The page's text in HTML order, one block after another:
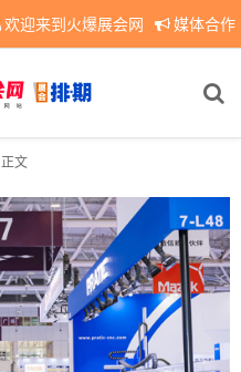
欢迎来到火爆展会网 媒体合作
正文